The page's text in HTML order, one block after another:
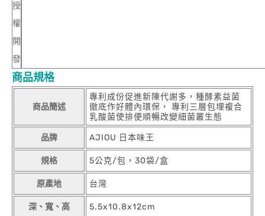
授
權
開
發
商品規格
商品簡述
專利成份促進新陳代謝多，種酵素益菌
徹底作好體內環保， 專利三層包埋複合
乳酸菌使排便順暢改變細菌叢生態
品牌 AJIOU 日本味王
規格 5公克/包，30袋/盒
原產地 台灣
深、寬、高 5.5x10.8x12cm